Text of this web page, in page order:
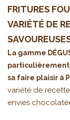
FRITURES
VARIÉTÉ DE
La gamme
particulièrement
sa faire plaisir à
variété de
envies